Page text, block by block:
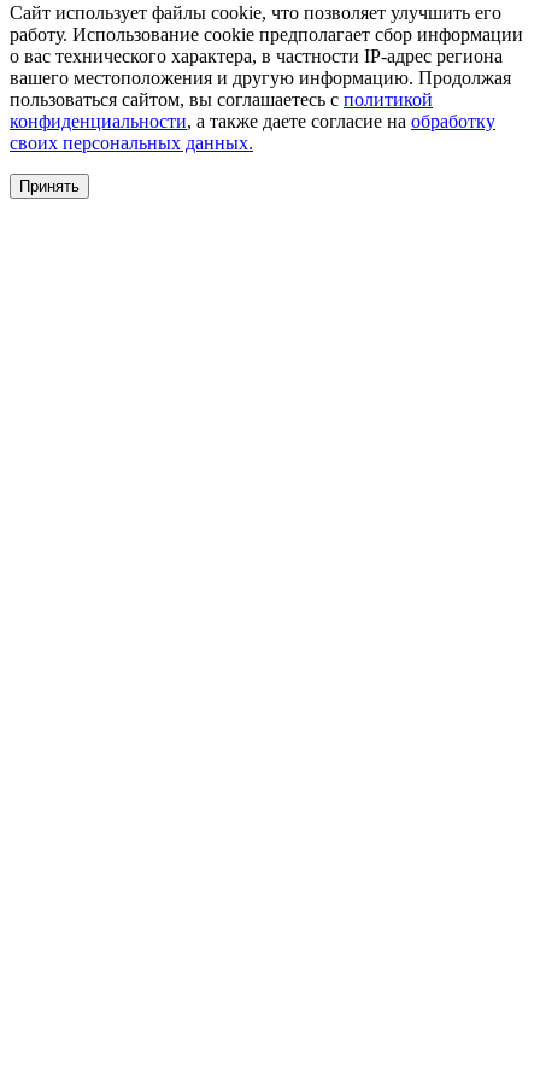
Сайт использует файлы cookie, что позволяет улучшить его
работу. Использование cookie предполагает сбор информации
о вас технического характера, в частности IP-адрес региона
вашего местоположения и другую информацию. Продолжая
пользоваться сайтом, вы соглашаетесь с политикой
конфиденциальности, а также даете согласие на обработку
своих персональных данных.
Принять